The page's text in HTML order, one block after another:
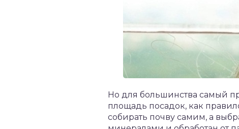
Но для большинства самый
площадь посадок, как
собирать почву самим, а